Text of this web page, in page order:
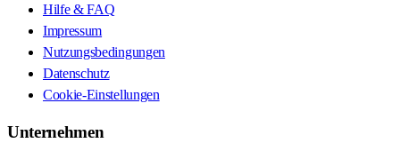
Hilfe & FAQ
Impressum
Nutzungsbedingungen
Datenschutz
Cookie-Einstellungen
Unternehmen